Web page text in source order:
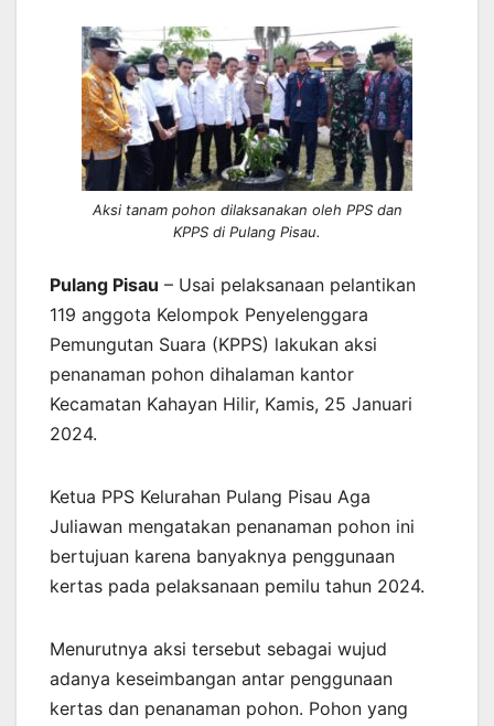
Aksi tanam pohon dilaksanakan oleh PPS dan
KPPS di Pulang Pisau.
Pulang Pisau – Usai pelaksanaan pelantikan
119 anggota Kelompok Penyelenggara
Pemungutan Suara (KPPS) lakukan aksi
penanaman pohon dihalaman kantor
Kecamatan Kahayan Hilir, Kamis, 25 Januari
2024.
Ketua PPS Kelurahan Pulang Pisau Aga
Juliawan mengatakan penanaman pohon ini
bertujuan karena banyaknya penggunaan
kertas pada pelaksanaan pemilu tahun 2024.
Menurutnya aksi tersebut sebagai wujud
adanya keseimbangan antar penggunaan
kertas dan penanaman pohon. Pohon yang